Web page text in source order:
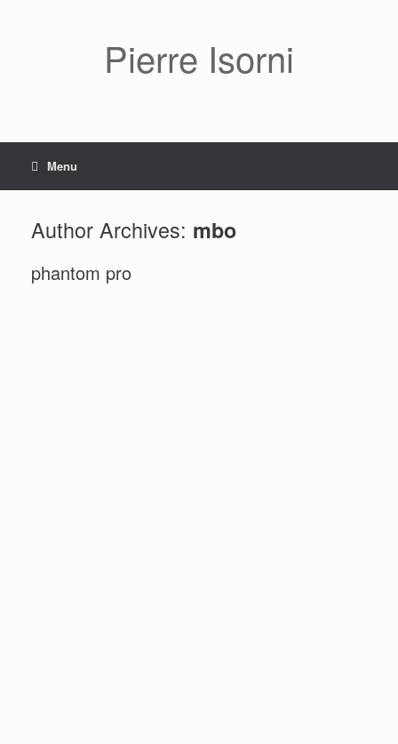
Pierre Isorni
Menu
Author Archives: mbo
phantom pro